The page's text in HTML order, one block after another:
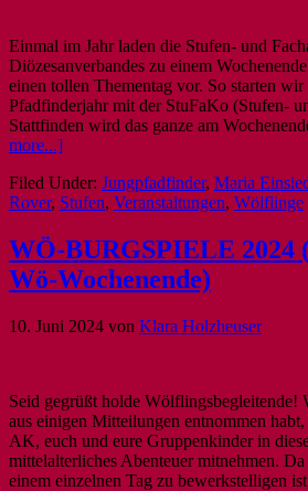
Einmal im Jahr laden die Stufen- und
Diözesanverbandes zu einem
einen tollen Thementag vor. So starten wir
Pfadfinderjahr mit der StuFaKo (Stufen-
Stattfinden wird das ganze am
more...]
Filed Under: Jungpfadfinder, Maria
Rover, Stufen, Veranstaltungen, Wölflinge
WÖ-BURGSPIELE 2024
Wö-Wochenende)
10. Juni 2024 von Klara Holzheuser
Seid gegrüßt holde Wölflingsbegleitende!
aus einigen Mitteilungen entnommen
AK, euch und eure Gruppenkinder in
mittelalterliches Abenteuer mitnehmen.
einem einzelnen Tag zu bewerkstelligen